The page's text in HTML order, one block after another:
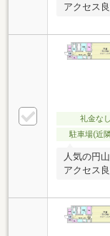
アクセス
礼金なし
駐車場(近
人気の円
アクセス